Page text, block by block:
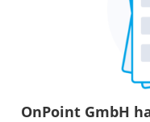
OnPoint GmbH